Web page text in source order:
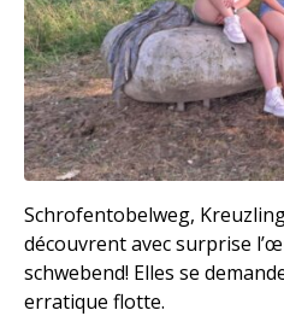
Schrofentobelweg,
découvrent avec surprise
schwebend! Elles se
erratique flotte.